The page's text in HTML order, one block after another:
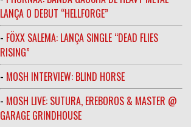
LANÇA O DEBUT “HELLFORGE”
- FÖXX SALEMA: LANÇA SINGLE “DEAD FLIES
RISING”
- MOSH INTERVIEW: BLIND HORSE
- MOSH LIVE: SUTURA, EREBOROS & MASTER @
GARAGE GRINDHOUSE